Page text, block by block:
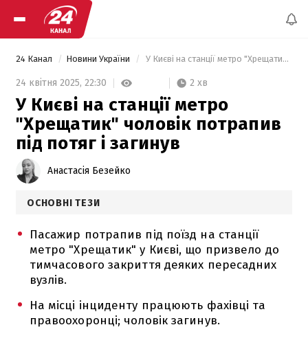
24 Канал Новини України У Києві на станції метро "Хрещатик" чоловік потрапив під потяг і загинув
24 квітня 2025, 22:30 2 хв
У Києві на станції метро
"Хрещатик" чоловік потрапив
під потяг і загинув
Анастасія Безейко
ОСНОВНІ ТЕЗИ
Пасажир потрапив під поїзд на станції
метро "Хрещатик" у Києві, що призвело до
тимчасового закриття деяких пересадних
вузлів.
На місці інциденту працюють фахівці та
правоохоронці; чоловік загинув.